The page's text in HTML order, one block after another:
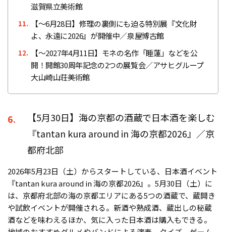
滋賀県立美術館
11.
【〜6月28日】修理の裏側にも迫る特別展『文化財
よ、永遠に2026』が開催中／泉屋博古館
12.
【～2027年4月11日】モネの名作「睡蓮」などを公
開！開館30周年記念の2つの展覧会／アサヒグループ
大山崎山荘美術館
6.
【5月30日】海の京都の酒蔵で日本酒を楽しむ
『tantan kura around in 海の京都2026』／京
都府北部
2026年5月23日（土）からスタートしている、日本酒イベント
『tantan kura around in 海の京都2026』。5月30日（土）に
は、京都府北部の海の京都エリアにある5つの酒蔵で、蔵開き
や試飲イベントが開催される。新酒や熟成酒、蔵出しの秘蔵
酒などを味わえるほか、気に入った日本酒は購入もできる。